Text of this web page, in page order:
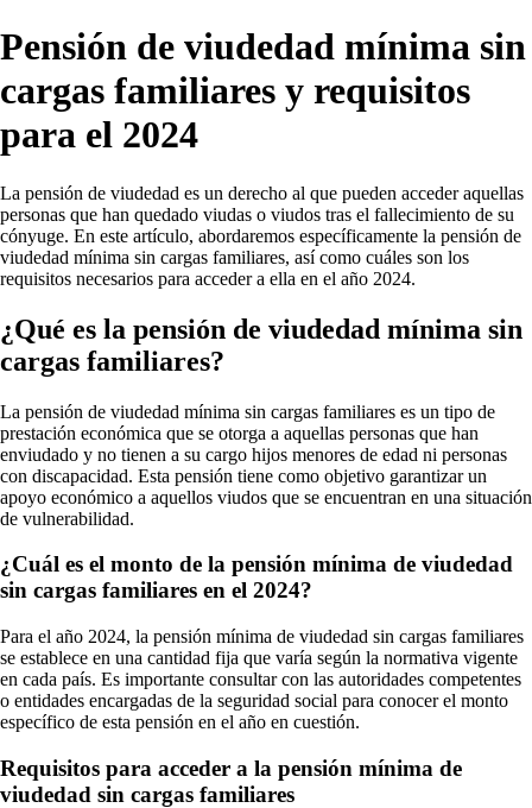
Pensión de viudedad mínima sin
cargas familiares y requisitos
para el 2024
La pensión de viudedad es un derecho al que pueden acceder aquellas
personas que han quedado viudas o viudos tras el fallecimiento de su
cónyuge. En este artículo, abordaremos específicamente la pensión de
viudedad mínima sin cargas familiares, así como cuáles son los
requisitos necesarios para acceder a ella en el año 2024.
¿Qué es la pensión de viudedad mínima sin
cargas familiares?
La pensión de viudedad mínima sin cargas familiares es un tipo de
prestación económica que se otorga a aquellas personas que han
enviudado y no tienen a su cargo hijos menores de edad ni personas
con discapacidad. Esta pensión tiene como objetivo garantizar un
apoyo económico a aquellos viudos que se encuentran en una situación
de vulnerabilidad.
¿Cuál es el monto de la pensión mínima de viudedad
sin cargas familiares en el 2024?
Para el año 2024, la pensión mínima de viudedad sin cargas familiares
se establece en una cantidad fija que varía según la normativa vigente
en cada país. Es importante consultar con las autoridades competentes
o entidades encargadas de la seguridad social para conocer el monto
específico de esta pensión en el año en cuestión.
Requisitos para acceder a la pensión mínima de
viudedad sin cargas familiares